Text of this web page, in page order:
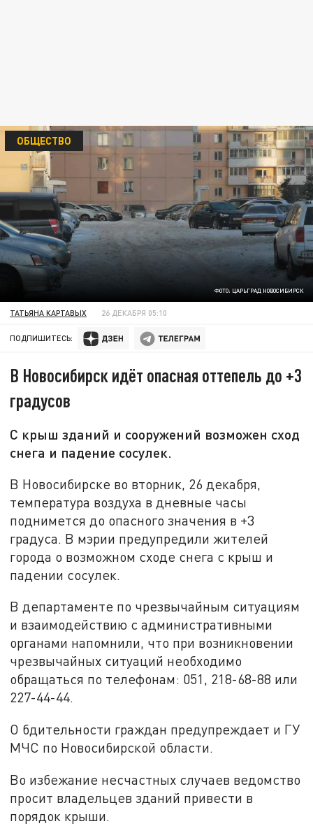
ФОТО: ЦАРЬГРАД НОВОСИБИРСК
ОБЩЕСТВО
ТАТЬЯНА КАРТАВЫХ 26 ДЕКАБРЯ 05:10
ПОДПИШИТЕСЬ:
В Новосибирск идёт опасная оттепель до +3
градусов
С крыш зданий и сооружений возможен сход
снега и падение сосулек.
В Новосибирске во вторник, 26 декабря,
температура воздуха в дневные часы
поднимется до опасного значения в +3
градуса. В мэрии предупредили жителей
города о возможном сходе снега с крыш и
падении сосулек.
В департаменте по чрезвычайным ситуациям
и взаимодействию с административными
органами напомнили, что при возникновении
чрезвычайных ситуаций необходимо
обращаться по телефонам: 051, 218-68-88 или
227-44-44.
О бдительности граждан предупреждает и ГУ
МЧС по Новосибирской области.
Во избежание несчастных случаев ведомство
просит владельцев зданий привести в
порядок крыши.